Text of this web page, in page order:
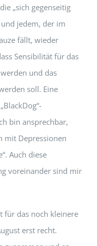
„sich gegenseitig
jedem, der im
fällt, wieder
Sensibilität für das
und das
soll. Eine
bin ansprechbar,
mit Depressionen
Auch diese
voreinander sind mir
für das noch kleinere
erst recht.